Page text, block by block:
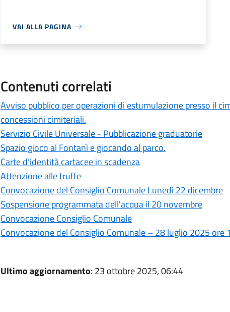
VAI ALLA PAGINA
Contenuti correlati
Avviso pubblico per operazioni di estumulazione presso il
concessioni cimiteriali.
Servizio Civile Universale - Pubblicazione graduatorie
Spazio gioco al Fontanì e giocando al parco.
Carte d’identità cartacee in scadenza
Attenzione alle truffe
Convocazione del Consiglio Comunale Lunedì 22 dicembre
Sospensione programmata dell'acqua il 20 novembre
Convocazione Consiglio Comunale
Convocazione del Consiglio Comunale – 28 luglio 2025 ore
Ultimo aggiornamento: 23 ottobre 2025, 06:44